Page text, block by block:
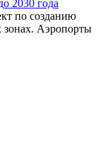
2030 года
по созданию
зонах. Аэропорты